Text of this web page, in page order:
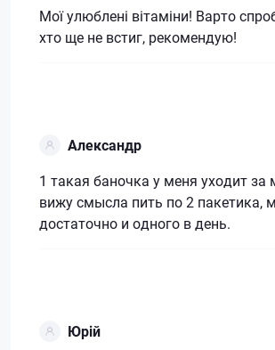
Мої улюблені вітаміни! Варто
хто ще не встиг, рекомендую!
Александр
1 такая баночка у меня уходит за
вижу смысла пить по 2 пакетика,
достаточно и одного в день.
Юрій